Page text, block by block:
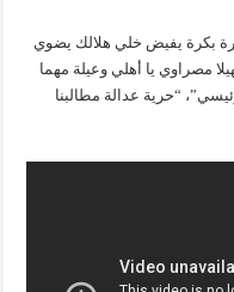
بكرة يفيض خلي هلالك يضوي
مصراوي يا أهلي وعيلة مهما
“حرية عدالة مطالبنا